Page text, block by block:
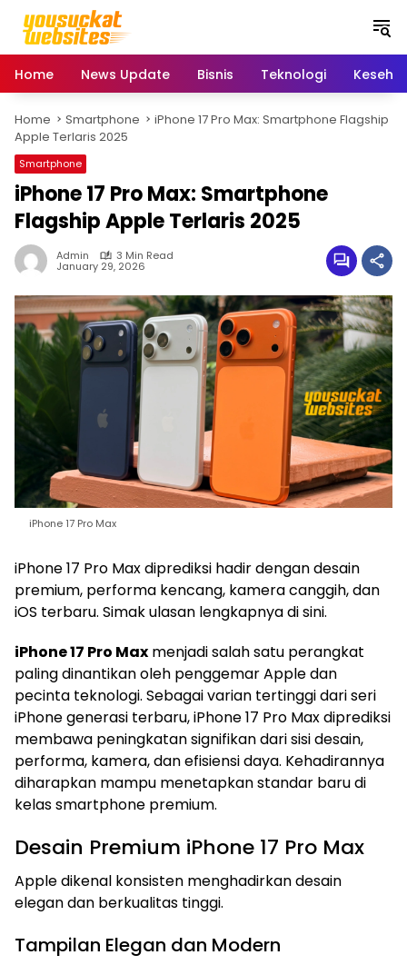
Home News Update Bisnis Teknologi
Home Smartphone
iPhone 17 Pro Max: Smartphone Flagship
Apple Terlaris 2025
Smartphone
iPhone 17 Pro Max: Smartphone
Flagship Apple Terlaris 2025
Admin 3 Min Read
January 29, 2026
iPhone 17 Pro Max
iPhone 17 Pro Max diprediksi hadir dengan desain
premium, performa kencang, kamera canggih, dan
iOS terbaru. Simak ulasan lengkapnya di sini.
iPhone 17 Pro Max menjadi salah satu perangkat
paling dinantikan oleh penggemar Apple dan
pecinta teknologi. Sebagai varian tertinggi dari seri
iPhone generasi terbaru, iPhone 17 Pro Max diprediksi
membawa peningkatan signifikan dari sisi desain,
performa, kamera, dan efisiensi daya. Kehadirannya
diharapkan mampu menetapkan standar baru di
kelas smartphone premium.
Desain Premium iPhone 17 Pro Max
Apple dikenal konsisten menghadirkan desain
elegan dan berkualitas tinggi.
Tampilan Elegan dan Modern